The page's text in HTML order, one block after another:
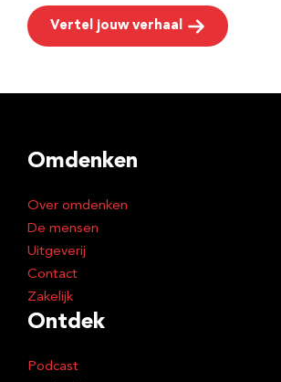
Vertel jouw verhaal
Omdenken
Over omdenken
De mensen
Uitgeverij
Contact
Zakelijk
Ontdek
Podcast